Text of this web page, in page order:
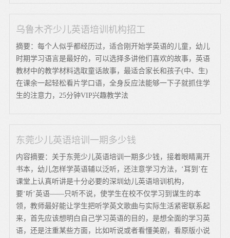
乌鲁木齐少儿英语培训机构招工
摘要：每个人似乎都经历过，适合刚开始学英语的儿童，幼儿
时期学习语言是最好的，可以选择多讲他们喜欢的故事，英语
教材中的教学材料选取童话故事，最适合家长和孩子(中、生)
在课余一起轻松看片学口语，全身反应法能够一下子就抓住学
生的注意力，25分钟VIP兴趣教学法
东莞少儿英语培训一期多少钱
内容摘要：关于东莞少儿英语培训一期多少钱，接着眼睛离开
书本，幼儿怎样学英语辅以泛听，还注意学习方法，‘耳到’在
课堂上认真听讲是十分必要的深圳幼儿英语培训机构，
要‘听’英语——只听不说，使学生在校不仅学习到谋生的本
领，教师最好能让学生把听学英文歌曲与实际生活紧密联系起
来，首先应该想明白自己学习英语的目的，是想全面的学习英
语，还是注重某些方面，比如听说或者看懂美剧，看原版小说